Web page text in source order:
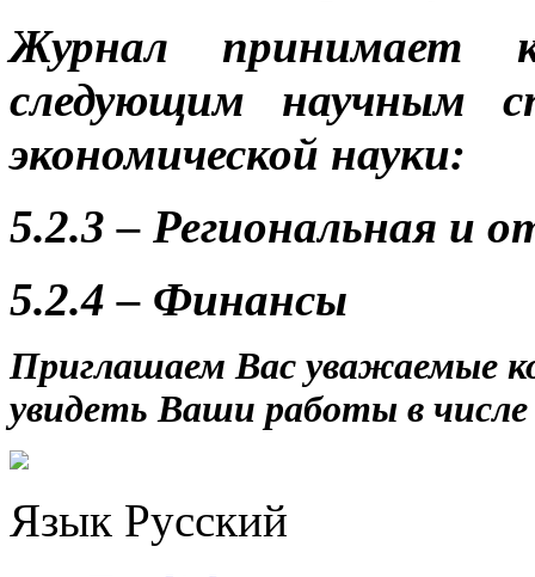
Журнал принимает
следующим научным
экономической науки:
5.2.3 – Региональная и
5.2.4 – Финансы
Приглашаем Вас уважаемые
увидеть Ваши работы в
Язык Русский